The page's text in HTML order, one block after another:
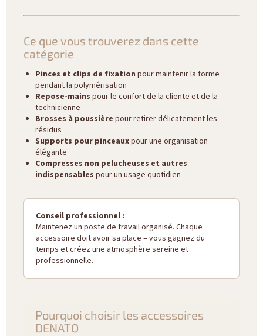
Ce que vous trouverez dans cette
catégorie
Pinces et clips de fixation pour maintenir la forme
pendant la polymérisation
Repose-mains pour le confort de la cliente et de la
technicienne
Brosses à poussière pour retirer délicatement les
résidus
Supports pour pinceauxpour une organisation
élégante
Compresses non pelucheuses et autres
indispensables pour un usage quotidien
Conseil professionnel :
Maintenez un poste de travail organisé. Chaque
accessoire doit avoir sa place – vous gagnez du
temps et créez une atmosphère sereine et
professionnelle.
Pourquoi choisir les accessoires
DENATO